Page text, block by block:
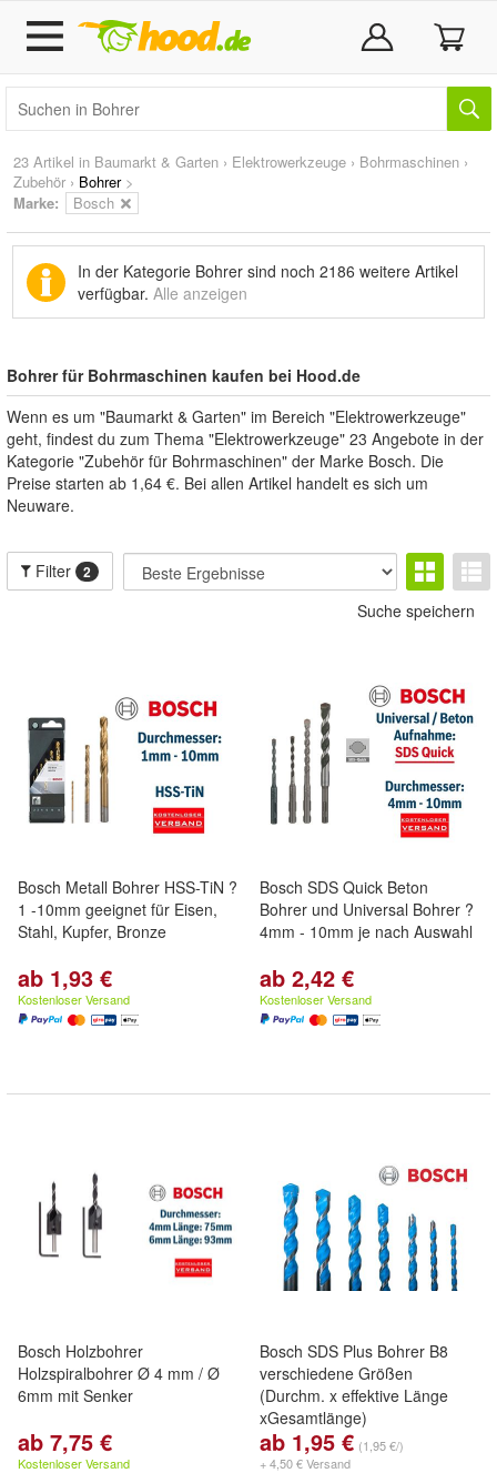
23 Artikel in Baumarkt & Garten › Elektrowerkzeuge › Bohrmaschinen ›
Zubehör › Bohrer>
Marke: Bosch
In der Kategorie Bohrer sind noch 2186 weitere Artikel
verfügbar. Alle anzeigen
Bohrer für Bohrmaschinen kaufen bei Hood.de
Wenn es um "Baumarkt & Garten" im Bereich "Elektrowerkzeuge"
geht, findest du zum Thema "Elektrowerkzeuge" 23 Angebote in der
Kategorie "Zubehör für Bohrmaschinen" der Marke Bosch. Die
Preise starten ab 1,64 €. Bei allen Artikel handelt es sich um
Neuware.
Filter 2
Suche speichern
Bosch Metall Bohrer HSS-TiN ?
1 -10mm geeignet für Eisen,
Stahl, Kupfer, Bronze
ab 1,93 €
Kostenloser Versand
Bosch SDS Quick Beton
Bohrer und Universal Bohrer ?
4mm - 10mm je nach Auswahl
ab 2,42 €
Kostenloser Versand
Bosch Holzbohrer
Holzspiralbohrer Ø 4 mm / Ø
6mm mit Senker
ab 7,75 €
Kostenloser Versand
Bosch SDS Plus Bohrer B8
verschiedene Größen
(Durchm. x effektive Länge
xGesamtlänge)
ab 1,95 € (1,95 €/)
+ 4,50 € Versand